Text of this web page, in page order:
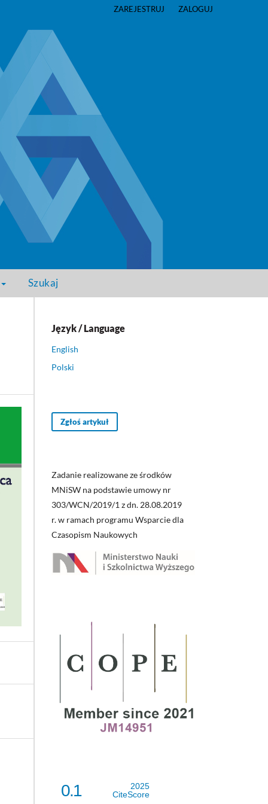
Szukaj
ZAREJESTRUJ ZALOGUJ
Język / Language
English
Polski
Zgłoś artykuł
Zadanie realizowane ze środków
MNiSW na podstawie umowy nr
303/WCN/2019/1 z dn. 28.08.2019
r. w ramach programu Wsparcie dla
Czasopism Naukowych
0.1
2025
CiteScore